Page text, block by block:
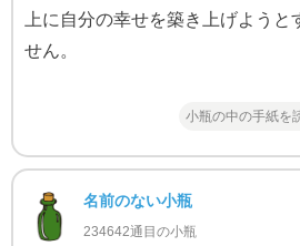
上に自分の幸せを築き上げようと
せん。
小瓶の中の手紙を
名前のない小瓶
234642通目の小瓶